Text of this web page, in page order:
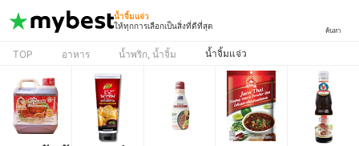
น้ำจิ้มแจ่ว
ให้ทุกการเลือกเป็นสิ่งที่ดีที่สุด
ค้นหา
TOP อาหาร น้ำพริก, น้ำจิ้ม น้ำจิ้มแจ่ว